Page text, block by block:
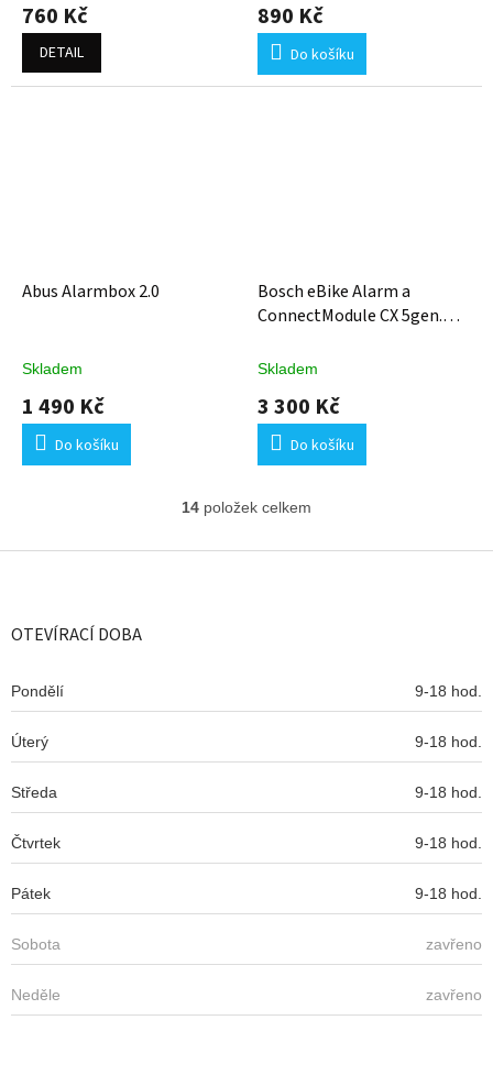
760 Kč
DETAIL
890 Kč
Do košíku
Abus Alarmbox 2.0
Skladem
1 490 Kč
Do košíku
Bosch eBike Alarm a
ConnectModule CX 5gen.
Skladem
3 300 Kč
Do košíku
O
l
r
y
ý
s
14 položek celkem
Z
OTEVÍRACÍ DOBA
Pondělí 9-18 hod.
Úterý 9-18 hod.
Středa 9-18 hod.
Čtvrtek 9-18 hod.
Pátek 9-18 hod.
Sobota zavřeno
Neděle zavřeno